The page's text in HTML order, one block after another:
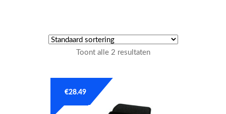
Tuning parts
Toont alle 2 resultaten
€28.49